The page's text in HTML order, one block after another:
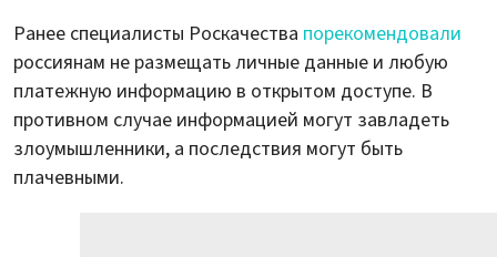
Ранее специалисты Роскачества порекомендовали
россиянам не размещать личные данные и любую
платежную информацию в открытом доступе. В
противном случае информацией могут завладеть
злоумышленники, а последствия могут быть
плачевными.